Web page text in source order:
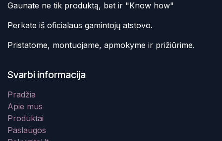
Gaunate ne tik produktą, bet ir "Know how"
Perkate iš oficialaus gamintojų atstovo.
Pristatome, montuojame, apmokyme ir prižiūrime.
Svarbi informacija
Pradžia
Apie mus
Produktai
Paslaugos